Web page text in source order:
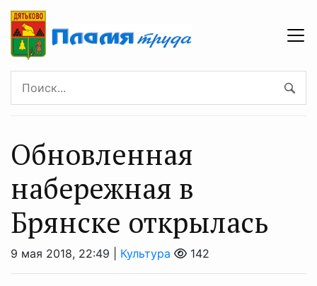
Обновленная
набережная в
Брянске открылась
9 мая 2018, 22:49 | Культура 142